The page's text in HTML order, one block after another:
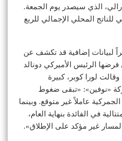
الذي سيصدر يوم الجمعة.
للناتج المحلي الإجمالي للربع
لبيانات إضافية قد تكشف عن
فرضها الرئيس الأميركي دونالد
لورا كوبر، كبيرة
«نوفين»: «تبقى ضغوط
عاملاً غير متوقع. وبينما
في الفائدة بنهاية العام،
غير مؤكد على الإطلاق».